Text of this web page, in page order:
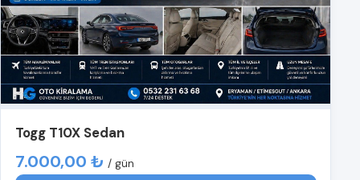
Togg T10X Sedan
7.000,00 ₺ / gün